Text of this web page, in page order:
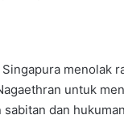
Singapura menolak
untuk
dan